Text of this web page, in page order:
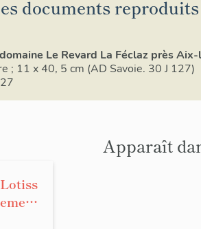
documents reproduits
Le Revard La Féclaz près
; 11 x 40, 5 cm (AD Savoie. 30 J 127)
Apparaît
Lotiss
ement
conce